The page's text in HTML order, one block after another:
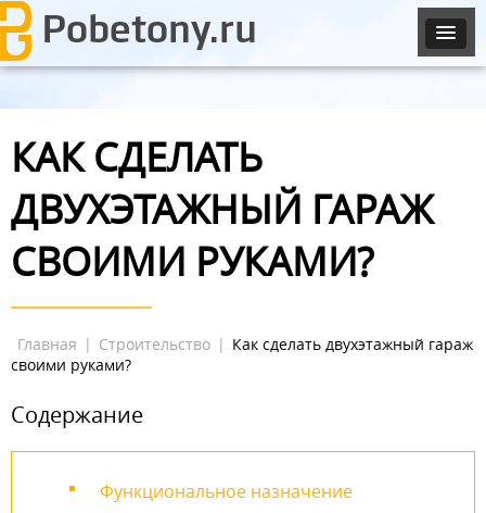
КАК СДЕЛАТЬ
ДВУХЭТАЖНЫЙ ГАРАЖ
СВОИМИ РУКАМИ?
Главная | Строительство | Как сделать двухэтажный гараж
своими руками?
Содержание
Функциональное назначение